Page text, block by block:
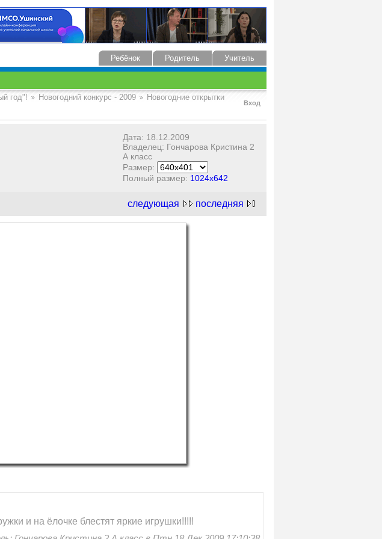
Учитель
Родитель
Ребёнок
Вход
год"! Новогодний конкурс - 2009
Новогодние открытки
Дата: 18.12.2009
Владелец: Гончарова Кристина 2
А класс
Размер:
Полный размер: 1024x642
следующая последняя
и на ёлочке блестят яркие игрушки!!!!!